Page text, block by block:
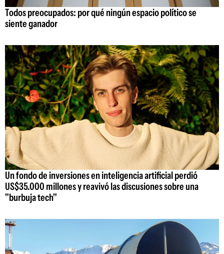
Todos preocupados: por qué ningún espacio político se
siente ganador
Un fondo de inversiones en inteligencia artificial perdió
US$35.000 millones y reavivó las discusiones sobre una
"burbuja tech"